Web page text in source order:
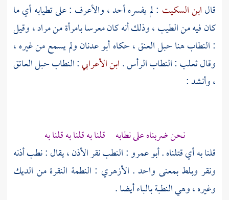
قالابن السكيت : لم يفسره أحد ، والأعرف : على تطيابه أي ما
كان فيه من الطيب ، وذلك أنه كان معرسا بامرأة منمراد، وقيل
: النطاب هنا حبل العنق ، حكاهأبو عدنانولم يسمع من غيره ،
وقالثعلب: النطاب الرأس .ابن الأعرابي: النطاب حبل العاتق
، وأنشد :
نحن ضربناه على نطابه قلنا به قلنا به قلنا به
قلنا به أي قتلناه .أبو عمرو: النطب نقر الأذن ، يقال : نطب أذنه
ونقر وبلط بمعنى واحد . الأزهري : النطمة النقرة من الديك
وغيره ، وهي النطبة بالباء أيضا .